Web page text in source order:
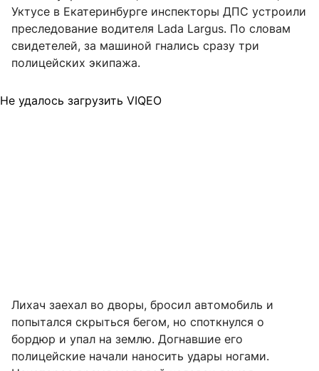
Уктусе в Екатеринбурге инспекторы ДПС устроили
преследование водителя Lada Largus. По словам
свидетелей, за машиной гнались сразу три
полицейских экипажа.
Не удалось загрузить VIQEO
Лихач заехал во дворы, бросил автомобиль и
попытался скрыться бегом, но споткнулся о
бордюр и упал на землю. Догнавшие его
полицейские начали наносить удары ногами.